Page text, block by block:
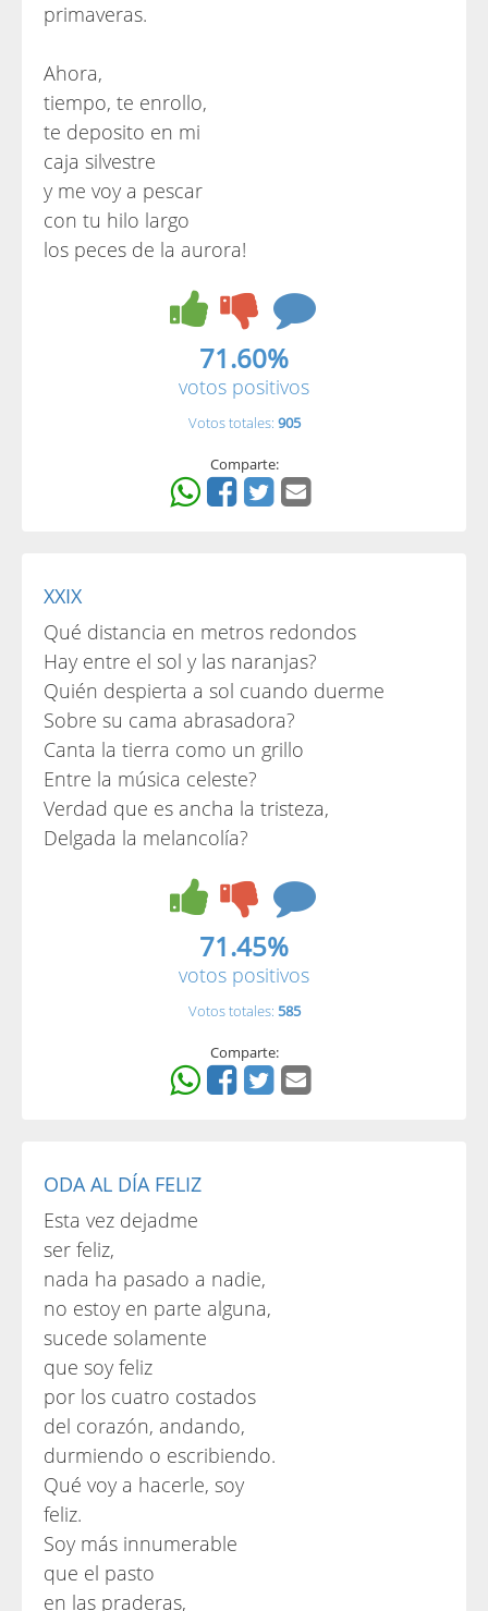
primaveras.
Ahora,
tiempo, te enrollo,
te deposito en mi
caja silvestre
y me voy a pescar
con tu hilo largo
los peces de la aurora!
71.60%
votos positivos
Votos totales: 905
Comparte:
XXIX
Qué distancia en metros redondos
Hay entre el sol y las naranjas?
Quién despierta a sol cuando duerme
Sobre su cama abrasadora?
Canta la tierra como un grillo
Entre la música celeste?
Verdad que es ancha la tristeza,
Delgada la melancolía?
71.45%
votos positivos
Votos totales: 585
Comparte:
ODA AL DÍA FELIZ
Esta vez dejadme
ser feliz,
nada ha pasado a nadie,
no estoy en parte alguna,
sucede solamente
que soy feliz
por los cuatro costados
del corazón, andando,
durmiendo o escribiendo.
Qué voy a hacerle, soy
feliz.
Soy más innumerable
que el pasto
en las praderas,